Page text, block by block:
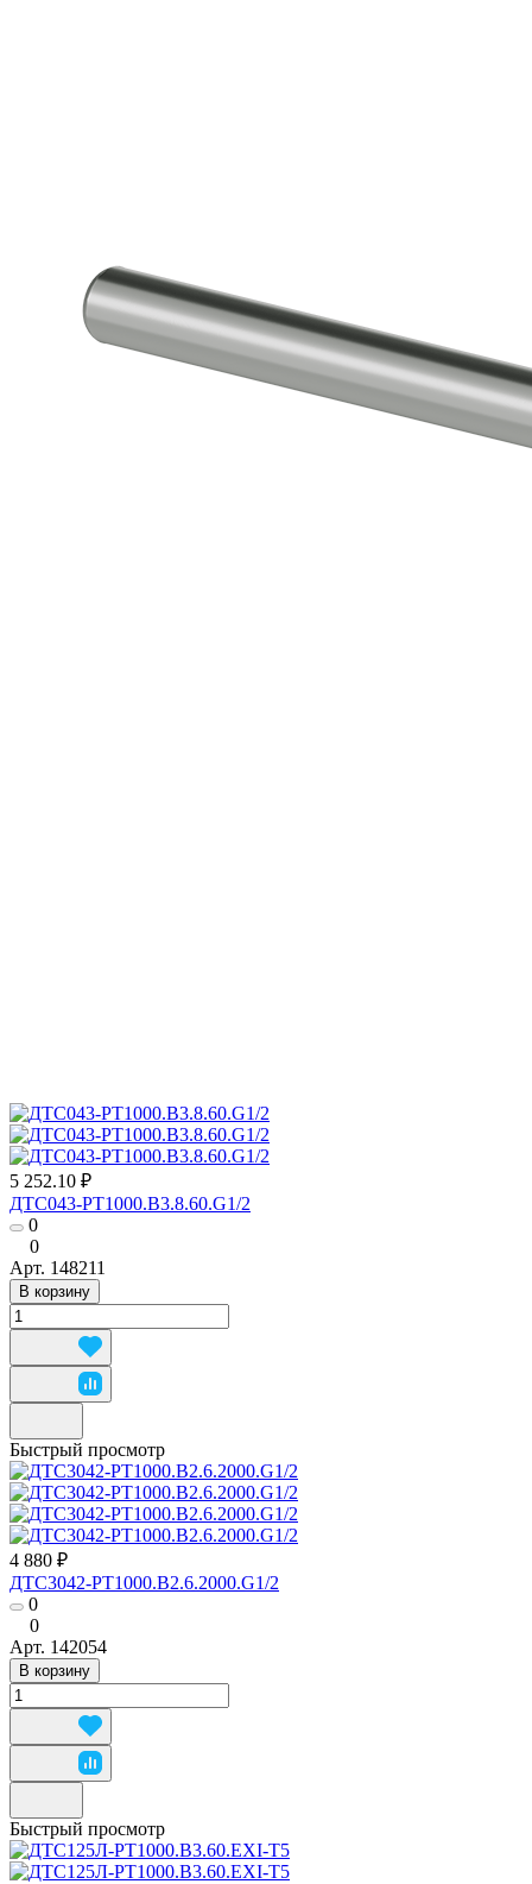
5 252.10 ₽
ДТС043-РТ1000.В3.8.60.G1/2
0
0
Арт. 148211
В корзину
Быстрый просмотр
4 880 ₽
ДТС3042-РТ1000.В2.6.2000.G1/2
0
0
Арт. 142054
В корзину
Быстрый просмотр